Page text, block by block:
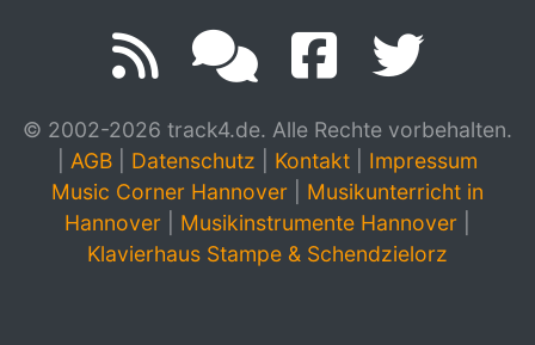
© 2002-2026 track4.de. Alle Rechte vorbehalten.
AGB Datenschutz Kontakt
Impressum
Music Corner Hannover
Musikunterricht in
Hannover
Musikinstrumente Hannover
Klavierhaus Stampe & Schendzielorz